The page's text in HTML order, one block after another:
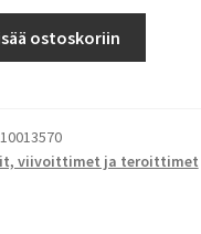
ostoskoriin
10013570
viivoittimet ja teroittimet